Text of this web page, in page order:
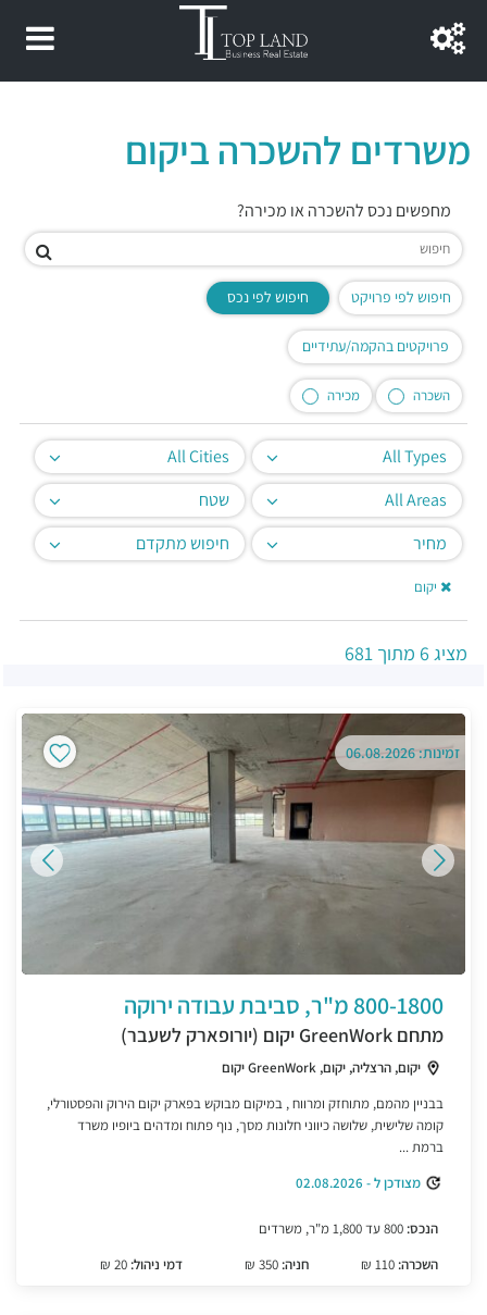
משרדים להשכרה ביקום
מחפשים נכס להשכרה או מכירה?
חיפוש לפי פרויקט חיפוש לפי נכס
פרויקטים בהקמה/עתידיים
השכרה מכירה
All Types
All Cities
All Areas
שטח
מחיר
חיפוש מתקדם
יקום
מציג 6 מתוך 681
זמינות: 06.08.2026
800-1800 מ"ר, סביבת עבודה ירוקה
מתחם GreenWork יקום (יורופארק לשעבר)
יקום, הרצליה, יקום, GreenWork יקום
בבניין מהמם, מתוחזק ומרווח , במיקום מבוקש בפארק יקום הירוק והפסטורלי,
קומה שלישית, שלושה כיווני חלונות מסך, נוף פתוח ומדהים ביופיו משרד
ברמת ...
מצודכן ל - 02.08.2026
הנכס:
השכרה:
חניה: דמי ניהול: 20 ₪